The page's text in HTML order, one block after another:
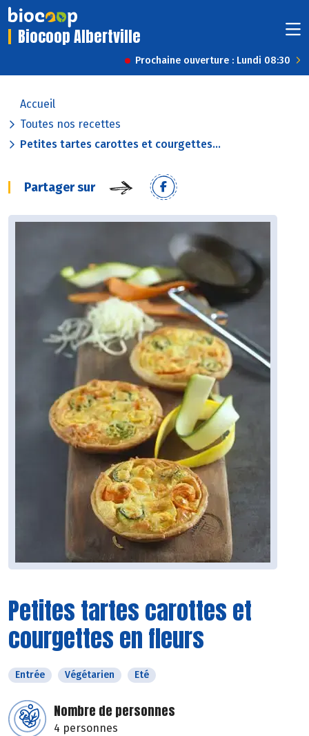
Biocoop Albertville
Prochaine ouverture : Lundi 08:30
Accueil
Toutes nos recettes
Petites tartes carottes et courgettes...
Partager sur
Petites tartes carottes et
courgettes en fleurs
Entrée Végétarien Eté
Nombre de personnes
4 personnes